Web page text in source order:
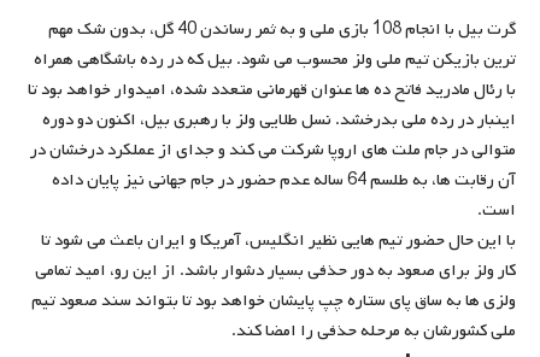
گرت بیل با انجام 108 بازی ملی و به ثمر رساندن 40 گل، بدون شک مهم
ترین بازیکن تیم ملی ولز محسوب می شود. بیل که در رده باشگاهی همراه
با رئال مادرید فاتح ده ها عنوان قهرمانی متعدد شده، امیدوار خواهد بود تا
اینبار در رده ملی بدرخشد. نسل طلایی ولز با رهبری بیل، اکنون دو دوره
متوالی در جام ملت های اروپا شرکت می کند و جدای از عملکرد درخشان در
آن رقابت ها،‌ به طلسم 64 ساله عدم حضور در جام جهانی نیز پایان داده
است.
با این حال حضور تیم هایی نظیر انگلیس،‌ آمریکا و ایران باعث می شود تا
کار ولز برای صعود به دور حذفی بسیار دشوار باشد. از این رو، امید تمامی
ولزی ها به ساق پای ستاره چپ پایشان خواهد بود تا بتواند سند صعود تیم
ملی کشورشان به مرحله حذفی را امضا کند.